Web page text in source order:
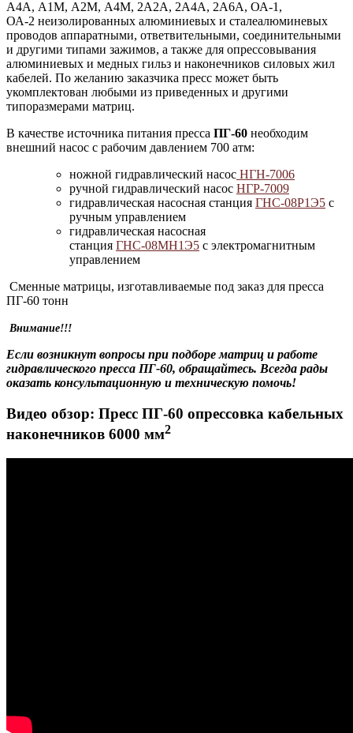
А4А, А1М, А2М, А4М, 2А2А, 2А4А, 2А6А, ОА-1,
ОА-2 неизолированных алюминиевых и сталеалюминевых
проводов аппаратными, ответвительными, соединительными
и другими типами зажимов, а также для опрессовывания
алюминиевых и медных гильз и наконечников силовых жил
кабелей. По желанию заказчика пресс может быть
укомплектован любыми из приведенных и другими
типоразмерами матриц.
В качестве источника питания пресса ПГ-60 необходим
внешний насос с рабочим давлением 700 атм:
ножной гидравлический насос НГН-7006
ручной гидравлический насос НГР-7009
гидравлическая насосная станция ГНС-08Р1Э5 с
ручным управлением
гидравлическая насосная
станция ГНС-08МН1Э5 с электромагнитным
управлением
Сменные матрицы, изготавливаемые под заказ для пресса
ПГ-60 тонн
Внимание!!!
Если возникнут вопросы при подборе матриц и работе
гидравлического пресса ПГ-60, обращайтесь. Всегда рады
оказать консультационную и техническую помочь!
Видео обзор: Пресс ПГ-60 опрессовка кабельных
наконечников 6000 мм2